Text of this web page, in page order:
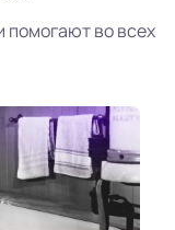
помогают во всех